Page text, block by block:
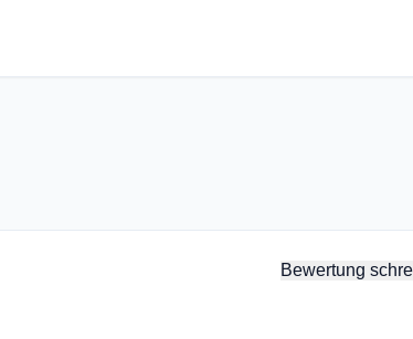
Bewertung